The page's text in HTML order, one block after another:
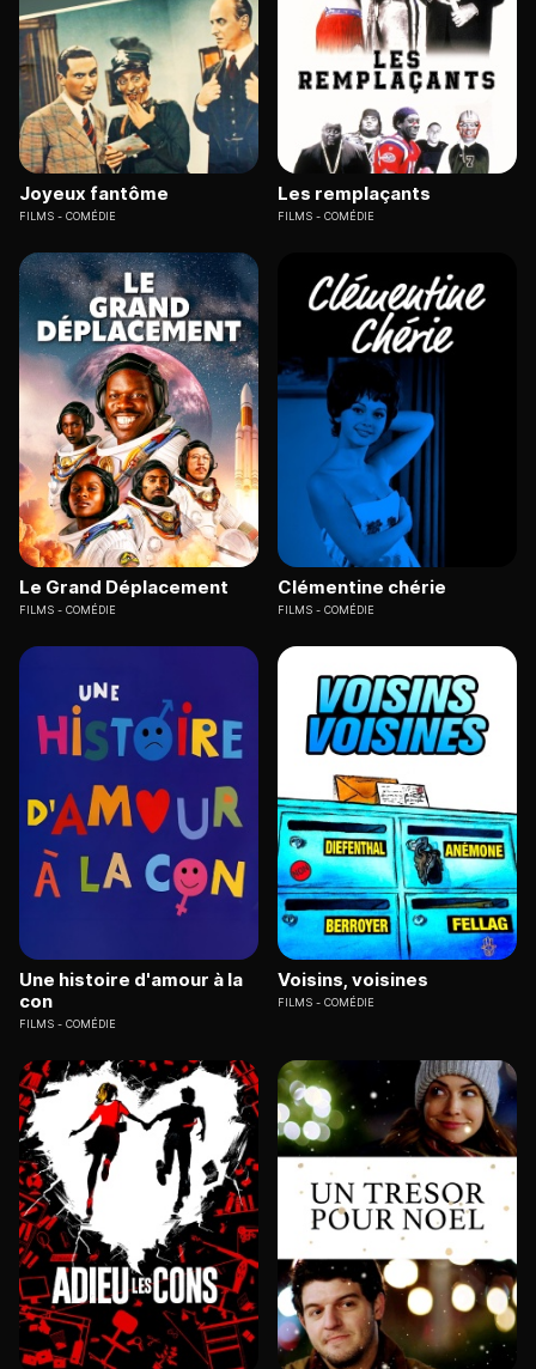
Joyeux fantôme
FILMS COMÉDIE
Les remplaçants
FILMS COMÉDIE
Le Grand Déplacement
FILMS COMÉDIE
Clémentine chérie
FILMS COMÉDIE
Une histoire d'amour à la
con
FILMS COMÉDIE
Voisins, voisines
FILMS COMÉDIE